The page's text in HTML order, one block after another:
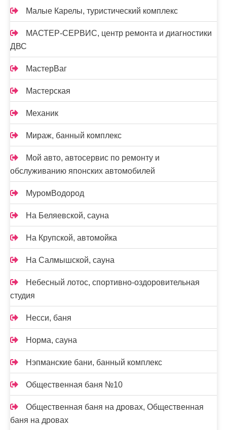
Малые Карелы, туристический комплекс
МАСТЕР-СЕРВИС, центр ремонта и диагностики
ДВС
МастерВаг
Мастерская
Механик
Мираж, банный комплекс
Мой авто, автосервис по ремонту и
обслуживанию японских автомобилей
МуромВодород
На Беляевской, сауна
На Крупской, автомойка
На Салмышской, сауна
Небесный лотос, спортивно-оздоровительная
студия
Несси, баня
Норма, сауна
Нэпманские бани, банный комплекс
Общественная баня №10
Общественная баня на дровах, Общественная
баня на дровах